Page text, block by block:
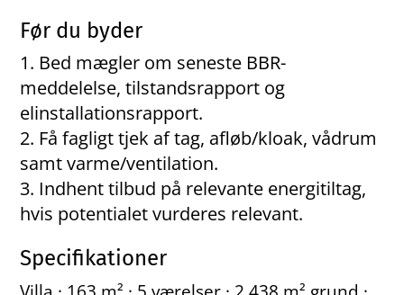
Før du byder
Bed mægler om seneste BBR-
meddelelse, tilstandsrapport og
elinstallationsrapport.
Få fagligt tjek af tag, afløb/kloak, vådrum
samt varme/ventilation.
Indhent tilbud på relevante energitiltag,
hvis potentialet vurderes relevant.
Specifikationer